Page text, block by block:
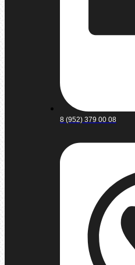
8 (952) 379 00 08